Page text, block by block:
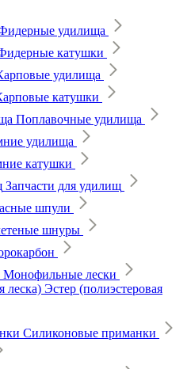
удилища
катушки
удилища
катушки
Поплавочные удилища
удилища
катушки
Запчасти для удилищ
шпули
шнуры
Монофильные лески
Эстер (полиэстеровая
Силиконовые приманки